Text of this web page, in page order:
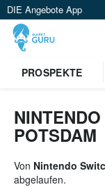
DIE Angebote App
PROSPEKTE
POTSDAM
Von Nintendo
abgelaufen.